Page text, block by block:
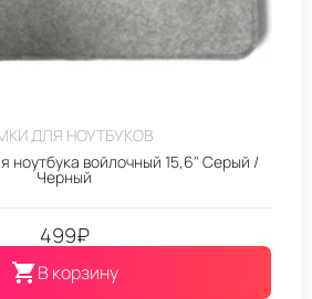
ДЛЯ НОУТБУКОВ
ноутбука войлочный 15,6" Серый /
Черный
499₽
В корзину